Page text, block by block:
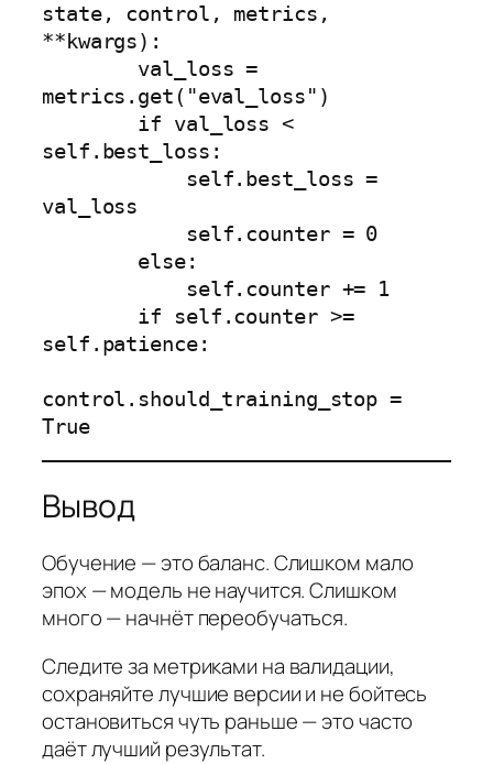
state, control, metrics,
**kwargs):
metrics.get("eval_loss")
self.best_loss:
val_loss
self.patience:
control.should_training_stop =
True
Вывод
Обучение — это баланс. Слишком мало
эпох — модель не научится. Слишком
много — начнёт переобучаться.
Следите за метриками на валидации,
сохраняйте лучшие версии и не бойтесь
остановиться чуть раньше — это часто
даёт лучший результат.